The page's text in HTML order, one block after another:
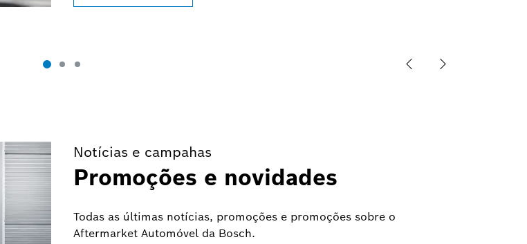
Notícias e campahas
Promoções e novidades
Todas as últimas notícias, promoções e promoções sobre o
Aftermarket Automóvel da Bosch.